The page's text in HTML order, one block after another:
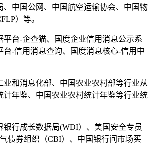
、中国公网、中国航空运输协会、中国物
）等。
台-企查猫、国度企业信用消息公示系
台-信用消息查询、国度消息核心-信用中
和消息化部、中国农业农村部等行业从
计年鉴、中国农业农村统计年鉴等行业统
行成长数据局(WDI）、美国安全专员
债券组织（CBI）、中国银行间市场买